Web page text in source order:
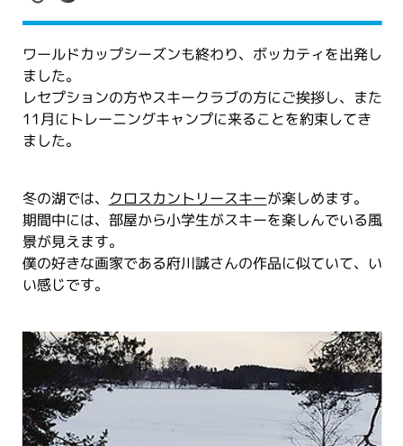
ワールドカップシーズンも終わり、ボッカティを出発し
ました。
レセプションの方やスキークラブの方にご挨拶し、また
11月にトレーニングキャンプに来ることを約束してき
ました。
冬の湖では、 クロスカントリースキーが楽しめます。
期間中には、部屋から小学生がスキーを楽しんでいる風
景が見えます。
僕の好きな画家である府川誠さんの作品に似ていて、い
い感じです。